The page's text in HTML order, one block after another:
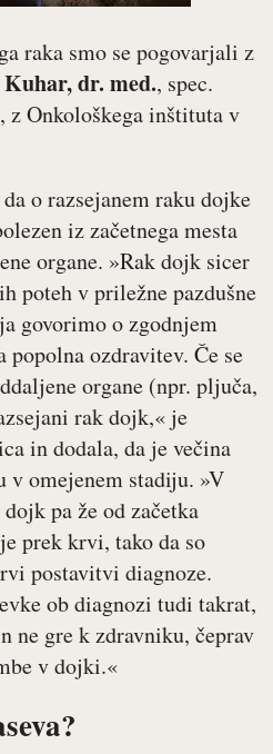
raka smo se pogovarjali z
dr. med., spec.
Onkološkega inštituta v
o razsejanem raku dojke
iz začetnega mesta
organe. »Rak dojk sicer
poteh v priležne pazdušne
govorimo o zgodnjem
ozdravitev. Če se
organe (npr. pljuča,
rak dojk,« je
in dodala, da je večina
v omejenem stadiju. »V
pa že od začetka
prek krvi, tako da so
postavitvi diagnoze.
ob diagnozi tudi takrat,
ne gre k zdravniku, čeprav
v dojki.«